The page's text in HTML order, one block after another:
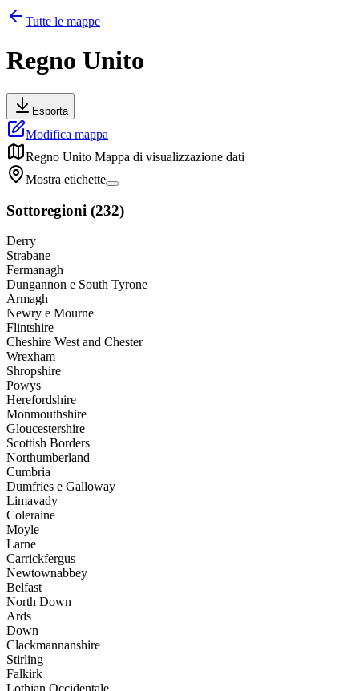
Tutte le mappe
Regno Unito
Esporta
Modifica mappa
Regno Unito Mappa di visualizzazione dati
Mostra etichette
Sottoregioni (232)
Derry
Strabane
Fermanagh
Dungannon e South Tyrone
Armagh
Newry e Mourne
Flintshire
Cheshire West and Chester
Wrexham
Shropshire
Powys
Herefordshire
Monmouthshire
Gloucestershire
Scottish Borders
Northumberland
Cumbria
Dumfries e Galloway
Limavady
Coleraine
Moyle
Larne
Carrickfergus
Newtownabbey
Belfast
North Down
Ards
Down
Clackmannanshire
Stirling
Falkirk